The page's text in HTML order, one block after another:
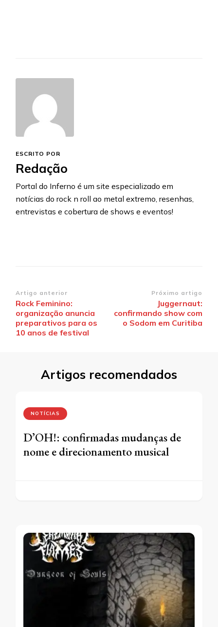
ESCRITO POR
Redação
Portal do Inferno é um site especializado em
notícias do rock n roll ao metal extremo, resenhas,
entrevistas e cobertura de shows e eventos!
Navegação
de
post
Artigo anterior
Rock Feminino:
organização anuncia
preparativos para os
10 anos de festival
Próximo artigo
Juggernaut:
confirmando show com
o Sodom em Curitiba
Artigos recomendados
NOTÍCIAS
D’OH!: confirmadas mudanças de
nome e direcionamento musical